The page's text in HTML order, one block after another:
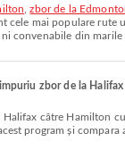
,zbor de la
cele mai populare rute
convenabile din marile
zbor de la
program și compara